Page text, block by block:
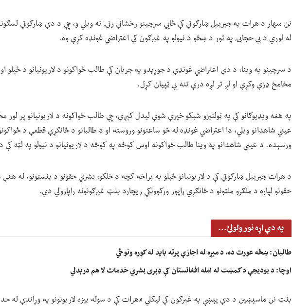
نن سهار د هرات په جبرییل ښارګوتي کې ځايي سرچینو رخشانې رنۍ ته ویلي و، چې د دې ښارګوټي
له لوري د بې حجابۍ په تور د ښځو د نیولو په غبرګون کې اعتراضي غونډه کړې وه.
د سرچینو په وینا، د دې اعتراضي غونډې د جوړېدو په جریان کې طالب ځواکونو د لاریونیانو د ځپلو او
مخامخ ډزې وکړې او لږ تر لږه درې تنه یې ټپیان کړل.
په هغه ویډیوګانو کې په ټولنیزو شبکو خپرې شوې لیدل کېږي، چې طالب ځواکونه د لاریونیانو پر
عیني شاهدانو ویلي، دا اعتراضي غونډه له څو ساعتونو وروسته او د طالبانو د ځانګړې قطعې د
ورسېده. د عیني شاهدانو په وینا طالب ځواکونه اوس کوڅه په کوڅه د لاریونیانو د نیولو په لټه
د هرات جبرییل ښارګوټي کې د لاریونیانو ځپلو په پراخه کچه د خلکو، بشري حقونو د بنسټونو، له
حقونو لپاره د ملګرو ملتونو د ځانګړي راپور ورکوونکي ریچارد بنټ غبرګونونه راپارولي دي.
په دې اړه نور ولولئ...
طالبان: ښځه عورت ده، د مېړه له اجازې پرته باید له کوره ونوځي
اوچا: د بودیجې د کمښت له امله افغانستان کې ډېری بشري خدمات لا هم درېدلي
بنټ نن ماسپښین د دې پېښې په غبرګون کې لیکلي «هرات کې د سوله ییزه لاریونونو په وړاندې له